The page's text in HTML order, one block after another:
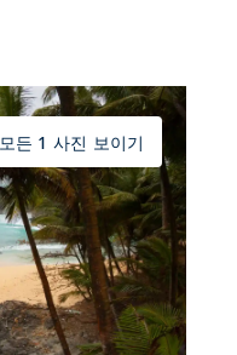
사진 보이기 모든 1 사진 보이기